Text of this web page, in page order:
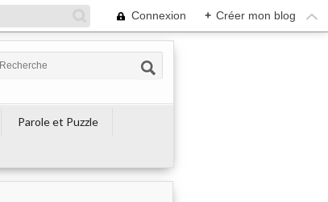
Connexion + Créer mon blog
Parole et Puzzle